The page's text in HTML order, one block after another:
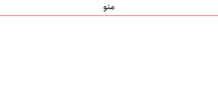
منو